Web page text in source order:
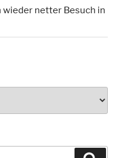
wieder netter Besuch in